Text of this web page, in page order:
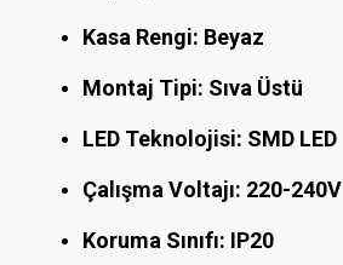
Kasa Rengi: Beyaz
Montaj Tipi: Sıva Üstü
LED Teknolojisi: SMD LED
Çalışma Voltajı: 220-240V
Koruma Sınıfı: IP20